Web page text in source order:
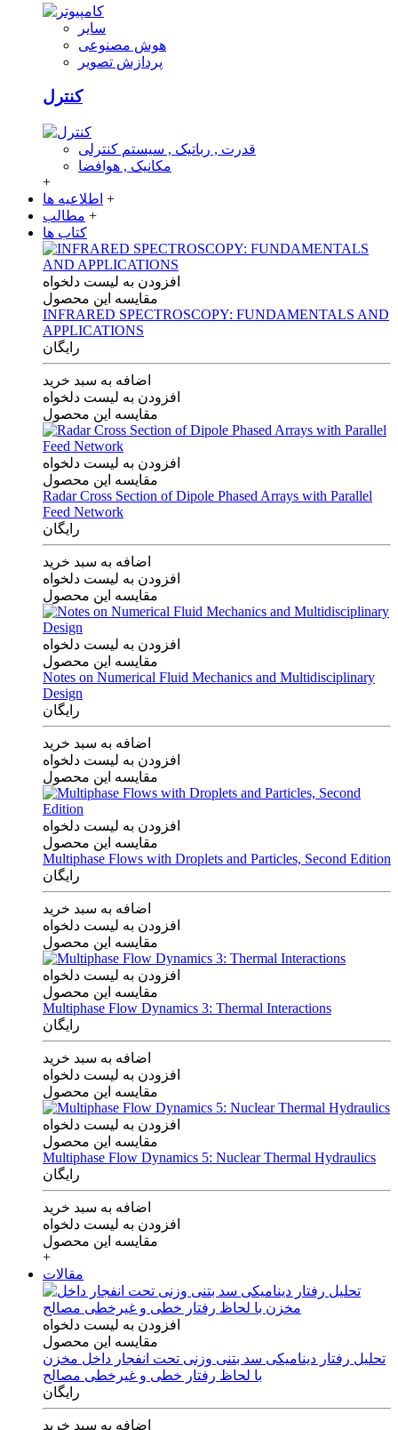
سایر
هوش مصنوعی
پردازش تصویر
کنترل
قدرت , رباتیک , سیستم کنترلی
مکانیک , هوافضا
+
اطلاعیه ها +
مطالب +
کتاب ها
افزودن به لیست دلخواه
مقایسه این محصول
INFRARED SPECTROSCOPY: FUNDAMENTALS AND
APPLICATIONS
رایگان
اضافه به سبد خرید
افزودن به لیست دلخواه
مقایسه این محصول
افزودن به لیست دلخواه
مقایسه این محصول
Radar Cross Section of Dipole Phased Arrays with Parallel
Feed Network
رایگان
اضافه به سبد خرید
افزودن به لیست دلخواه
مقایسه این محصول
افزودن به لیست دلخواه
مقایسه این محصول
Notes on Numerical Fluid Mechanics and Multidisciplinary
Design
رایگان
اضافه به سبد خرید
افزودن به لیست دلخواه
مقایسه این محصول
افزودن به لیست دلخواه
مقایسه این محصول
Multiphase Flows with Droplets and Particles, Second Edition
رایگان
اضافه به سبد خرید
افزودن به لیست دلخواه
مقایسه این محصول
افزودن به لیست دلخواه
مقایسه این محصول
Multiphase Flow Dynamics 3: Thermal Interactions
رایگان
اضافه به سبد خرید
افزودن به لیست دلخواه
مقایسه این محصول
افزودن به لیست دلخواه
مقایسه این محصول
Multiphase Flow Dynamics 5: Nuclear Thermal Hydraulics
رایگان
اضافه به سبد خرید
افزودن به لیست دلخواه
مقایسه این محصول
+
مقالات
افزودن به لیست دلخواه
مقایسه این محصول
تحلیل رفتار دینامیکی سد بتنی وزنی تحت انفجار داخل مخزن
با لحاظ رفتار خطی و غیرخطی مصالح
رایگان
اضافه به سبد خرید